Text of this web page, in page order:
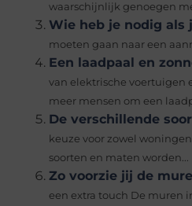
waarschijnlijk genoegen
Wie heb je nodig als
moeten gaan naar een
Een laadpaal en
van elektrische voertuigen
meer mensen om een
De verschillende
keuze voor zowel
soorten en maten worden...
Zo voorzie jij de
een extra touch De muren